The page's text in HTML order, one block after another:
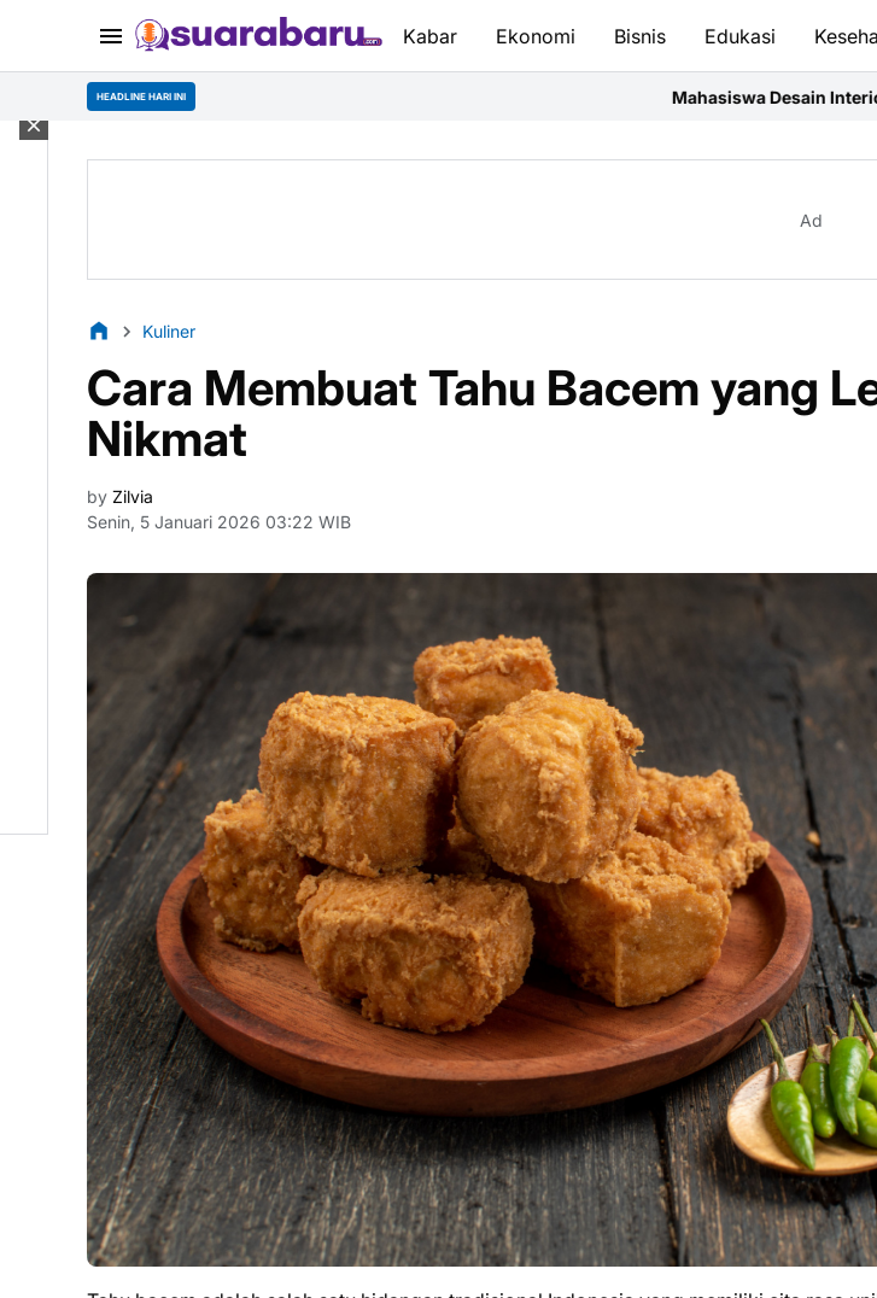
Kabar Ekonomi Bisnis Edukasi
HEADLINE HARI INI Mahasiswa Desain Interior ISI Surakarta Asah
Ad
Kuliner
Cara Membuat Tahu Bacem yang
Nikmat
by Zilvia
Senin, 5 Januari 2026 03:22 WIB